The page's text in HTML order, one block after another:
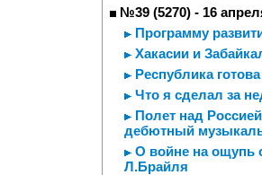
№39 (5270) - 16
Программу
Хакасии и
Республика
Что я сделал за
Полет над
дебютный
О войне на ощупь
Л.Брайля